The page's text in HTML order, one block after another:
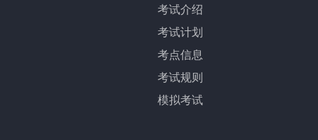
考试介绍
考试计划
考点信息
考试规则
模拟考试